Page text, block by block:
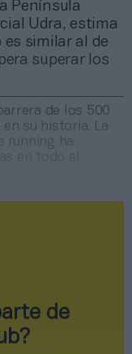
Península
Udra, estima
es similar al de
superar los
de los 500
su historia. La
running ha
de